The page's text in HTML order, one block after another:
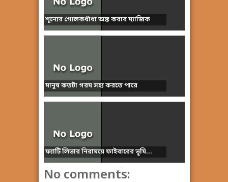
শূন্যের গোলকধাঁধা অঙ্ক করার ম্যাজিক
মানুষ কতটা গরম সহ্য করতে পারে
ফ্যাটি লিভার নিরাময়ে ফাইবারের ভূমি...
No comments: